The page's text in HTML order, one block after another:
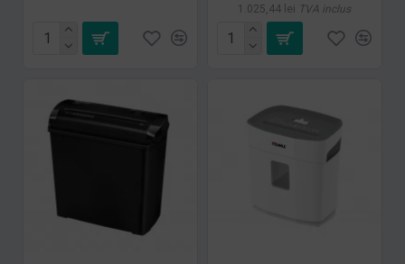
1.025,44 lei TVA inclus